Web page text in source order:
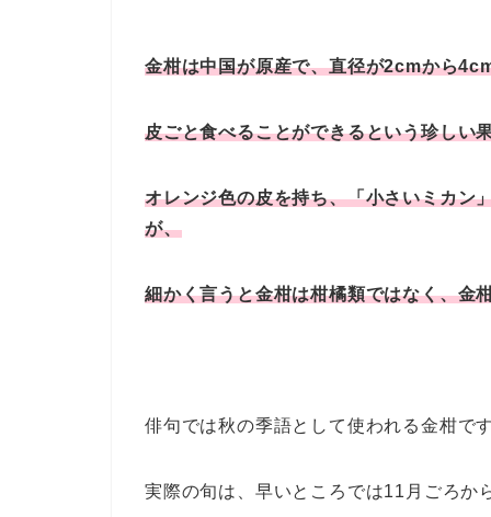
金柑は中国が原産で、直径が2cmから
皮ごと食べることができるという珍しい
オレンジ色の皮を持ち、「小さいミカン
が、
細かく言うと金柑は柑橘類ではなく、金
俳句では秋の季語として使われる金柑で
実際の旬は、早いところでは11月ごろか